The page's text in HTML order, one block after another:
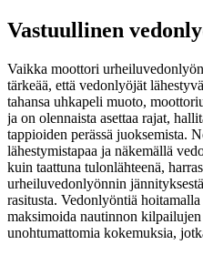
Vastuullinen
Vaikka moottori
tärkeää, että vedonlyöjät
tahansa uhkapeli muoto,
ja on olennaista asettaa rajat,
tappioiden perässä juoksemista.
lähestymistapaa ja näkemällä
kuin taattuna tulonlähteenä,
urheiluvedonlyönnin
rasitusta. Vedonlyöntiä
maksimoida nautinnon kilpailujen
unohtumattomia kokemuksia,